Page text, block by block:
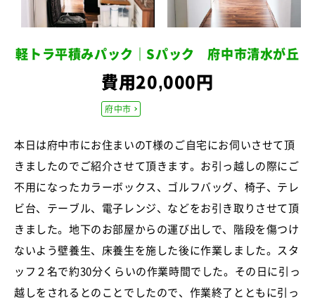
軽トラ平積みパック｜Sパック 府中市清水が丘
費用20,000円
府中市
本日は府中市にお住まいのT様のご自宅にお伺いさせて頂
きましたのでご紹介させて頂きます。お引っ越しの際にご
不用になったカラーボックス、ゴルフバッグ、椅子、テレ
ビ台、テーブル、電子レンジ、などをお引き取りさせて頂
きました。地下のお部屋からの運び出しで、階段を傷つけ
ないよう壁養生、床養生を施した後に作業しました。スタ
ッフ２名で約30分くらいの作業時間でした。その日に引っ
越しをされるとのことでしたので、作業終了とともに引っ